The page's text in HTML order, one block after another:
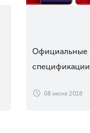
Официальные
спецификации
NEX и NEX S
08 июня 2018